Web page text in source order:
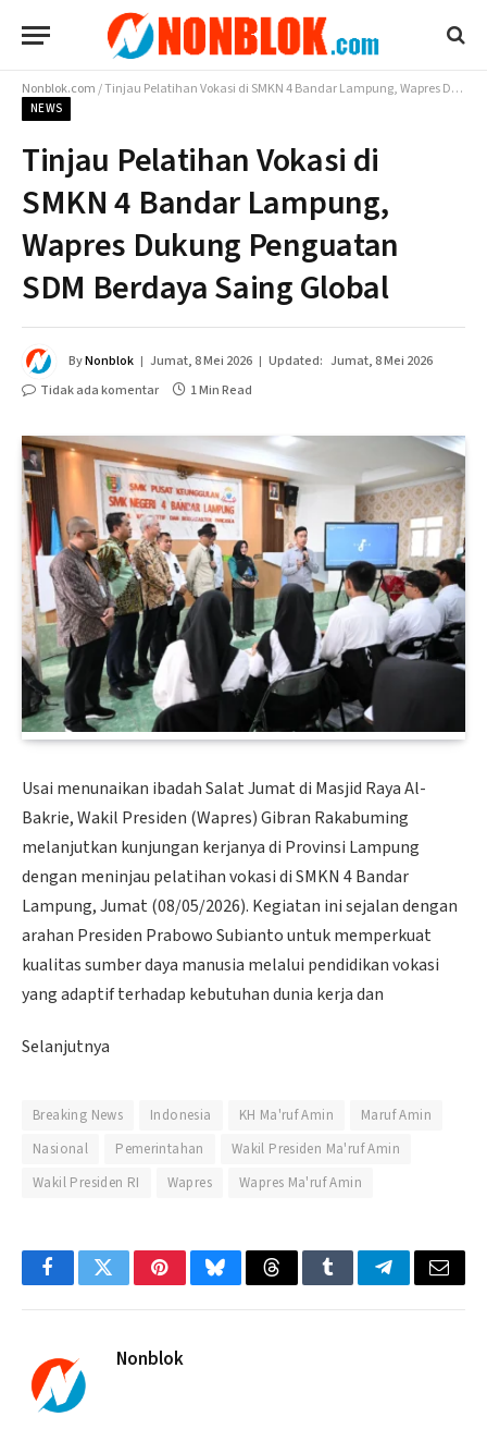
Nonblok.com/Tinjau Pelatihan Vokasi di SMKN 4 Bandar Lampung, Wapres Dukung Penguatan SDM Berdaya Saing Global
NEWS
Tinjau Pelatihan Vokasi di
SMKN 4 Bandar Lampung,
Wapres Dukung Penguatan
SDM Berdaya Saing Global
ByNonblok Jumat, 8 Mei 2026 Updated: Jumat, 8 Mei 2026
Tidak ada komentar
1 Min Read
Usai menunaikan ibadah Salat Jumat di Masjid Raya Al-
Bakrie, Wakil Presiden (Wapres) Gibran Rakabuming
melanjutkan kunjungan kerjanya di Provinsi Lampung
dengan meninjau pelatihan vokasi di SMKN 4 Bandar
Lampung, Jumat (08/05/2026). Kegiatan ini sejalan dengan
arahan Presiden Prabowo Subianto untuk memperkuat
kualitas sumber daya manusia melalui pendidikan vokasi
yang adaptif terhadap kebutuhan dunia kerja dan
Selanjutnya
Breaking News Indonesia KH Ma'ruf Amin
Maruf Amin
Nasional
Pemerintahan
Wakil Presiden Ma'ruf Amin
Wakil Presiden RI
Wapres Wapres Ma'ruf Amin
FacebookTwitterPinterestBlueskyThreadsTumblrTelegramEmail
Nonblok